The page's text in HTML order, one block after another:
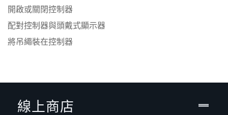
開啟或關閉控制器
配對控制器與頭戴式顯示器
將吊繩裝在控制器
線上商店